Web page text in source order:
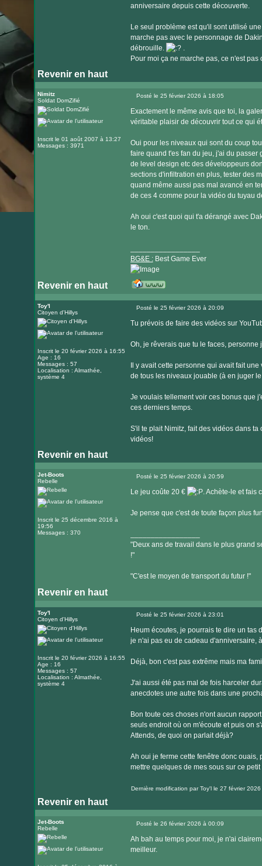
anniversaire depuis cette découverte.
Le seul problème est qu'il sont utilisé
marche pas avec le personnage de
débrouille.
.
Pour moi ça ne marche pas, ce n'est
Revenir en haut
Nimitz
Soldat DomZifié
Inscrit le 01 août 2007 à 13:27
Messages : 3971
Posté le 25 février 2026 à 18:05
Exactement le même avis que toi, la
véritable plaisir de découvrir tout ce qui
Oui pour les niveaux qui sont du coup
faire quand t'es fan du jeu, j'ai du passer
de level design etc des développeurs
sections d'infiltration en plus, tester des
quand même aussi pas mal avancé en
de ces 4 comme pour la vidéo du tuyau
Ah oui c'est quoi qui t'a dérangé avec
le ton.
BG&E :Best Game Ever
Revenir en haut
le
internet
Toy'l
Citoyen d'Hillys
Inscrit le 20 février 2026 à 16:55
Age : 16
Messages : 57
Localisation : Almathée,
système 4
Posté le 25 février 2026 à 20:09
Tu prévois de faire des vidéos sur
Oh, je rêverais que tu le faces,
Il y avait cette personne qui avait fait
de tous les niveaux jouable (à en juger
Je voulais tellement voir ces bonus que
ces derniers temps.
S'il te plait Nimitz, fait des vidéos dans
vidéos!
Revenir en haut
Jet-Boots
Rebelle
Inscrit le 25 décembre 2016 à
19:56
Messages : 370
Posté le 25 février 2026 à 20:59
Le jeu coûte 20 € . Achète-le et fais
Je pense que c'est de toute façon plus
"Deux ans de travail dans le plus grand
!"
"C'est le moyen de transport du futur !"
Revenir en haut
Toy'l
Citoyen d'Hillys
Inscrit le 20 février 2026 à 16:55
Age : 16
Messages : 57
Localisation : Almathée,
système 4
Posté le 25 février 2026 à 23:01
Heum écoutes, je pourrais te dire un tas
je n'ai pas eu de cadeau d'anniversaire,
Déjà, bon c'est pas extrême mais ma
J'ai aussi été pas mal de fois harceler
anecdotes une autre fois dans une
Bon toute ces choses n'ont aucun
seuls endroit où on m'écoute et puis on
Attends, de quoi on parlait déjà?
Ah oui je ferme cette fenêtre donc
mettre quelques de mes sous sur ce
Dernière modification parToy'lle 27 février 2026
Revenir en haut
Jet-Boots
Rebelle
Posté le 26 février 2026 à 00:09
Ah bah au temps pour moi, je n'ai
meilleur.